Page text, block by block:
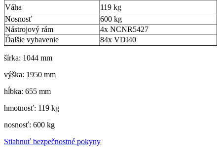
Váha
119 kg
Nosnosť
600 kg
Nástrojový rám
4x NCNR5427
Ďalšie vybavenie
84x VDI40
šírka: 1044 mm
výška: 1950 mm
hĺbka: 655 mm
hmotnosť: 119 kg
nosnosť: 600 kg
Stiahnuť bezpečnostné pokyny